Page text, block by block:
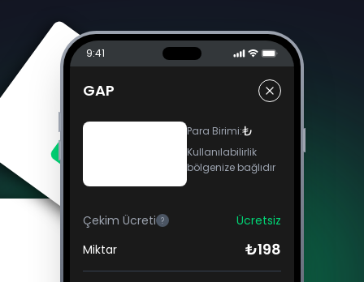
9:41
GAP
Para Birimi:₺
Kullanılabilirlik
bölgenize bağlıdır
Çekim Ücreti ?
Ücretsiz
Miktar
₺198